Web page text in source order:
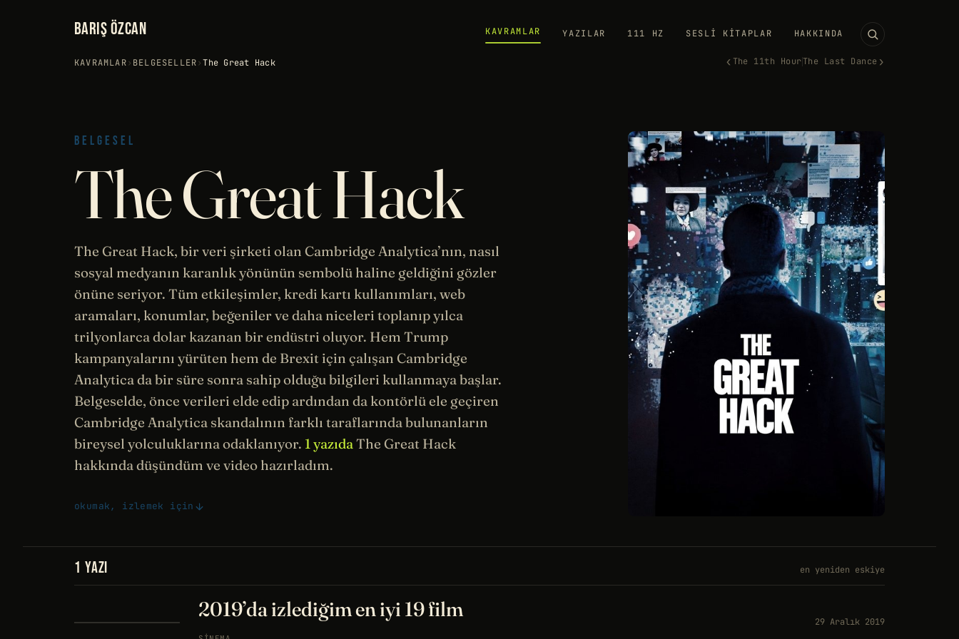
BARIŞ ÖZCAN KAVRAMLAR YAZILAR 111 HZ SESLI KITAPLAR HAKKINDA
KAVRAMLAR› BELGESELLER›The Great Hack ‹The 11th HourThe Last Dance ›
BELGESEL
The Great Hack
The Great Hack, bir veri şirketi olan Cambridge Analytica’nın, nasıl
sosyal medyanın karanlık yönünün sembolü haline geldiğini gözler
önüne seriyor. Tüm etkileşimler, kredi kartı kullanımları, web
aramaları, konumlar, beğeniler ve daha niceleri toplanıp yılca
trilyonlarca dolar kazanan bir endüstri oluyor. Hem Trump
kampanyalarını yürüten hem de Brexit için çalışan Cambridge
Analytica da bir süre sonra sahip olduğu bilgileri kullanmaya başlar.
Belgeselde, önce verileri elde edip ardından da kontörlü ele geçiren
Cambridge Analytica skandalının farklı taraflarında bulunanların
bireysel yolculuklarına odaklanıyor. 1 yazıdaThe Great Hack
hakkında düşündüm ve video hazırladım.
okumak, izlemek için
1 YAZI en yeniden eskiye
2019’da izlediğim en iyi 19 film
29 Aralık 2019